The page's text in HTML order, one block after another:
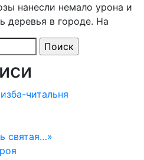
нанесли немало урона и
деревья в городе. На
читальня
святая…»